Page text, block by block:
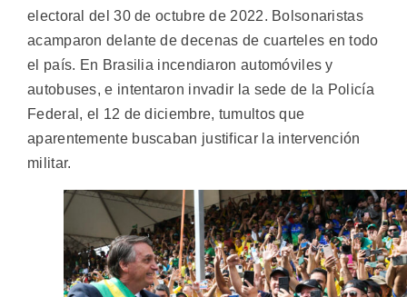
electoral del 30 de octubre de 2022. Bolsonaristas
acamparon delante de decenas de cuarteles en todo
el país. En Brasilia incendiaron automóviles y
autobuses, e intentaron invadir la sede de la Policía
Federal, el 12 de diciembre, tumultos que
aparentemente buscaban justificar la intervención
militar.